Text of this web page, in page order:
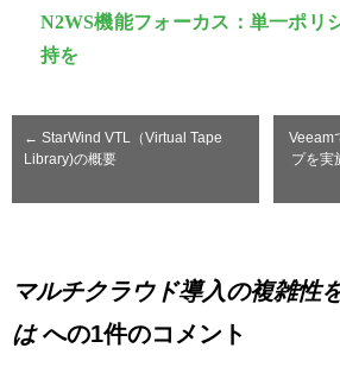
N2WS機能フォーカス：単一ポリ
持を
← StarWind VTL（Virtual Tape
Library)の概要
Veeam
プを実
マルチクラウド導入の複雑性
はへの1件のコメント